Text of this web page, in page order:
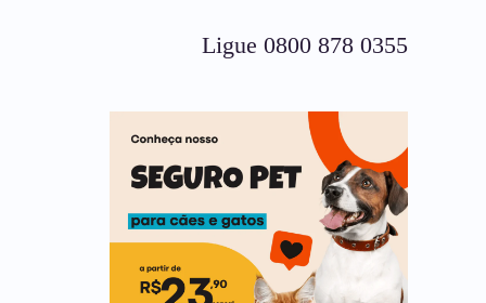
Ligue 0800 878 0355